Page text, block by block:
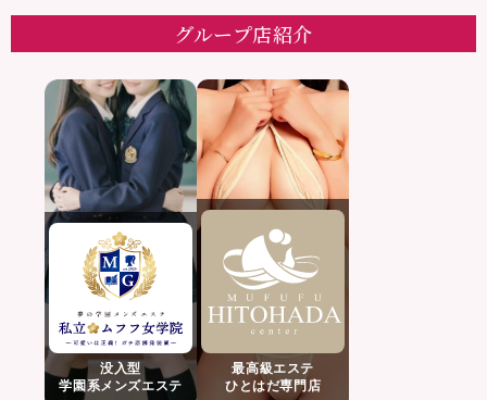
グループ店紹介
没入型
学園系メンズエステ
最高級エステ
ひとはだ専門店